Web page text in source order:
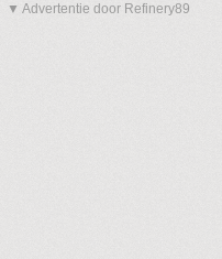
▼ Advertentie door Refinery89